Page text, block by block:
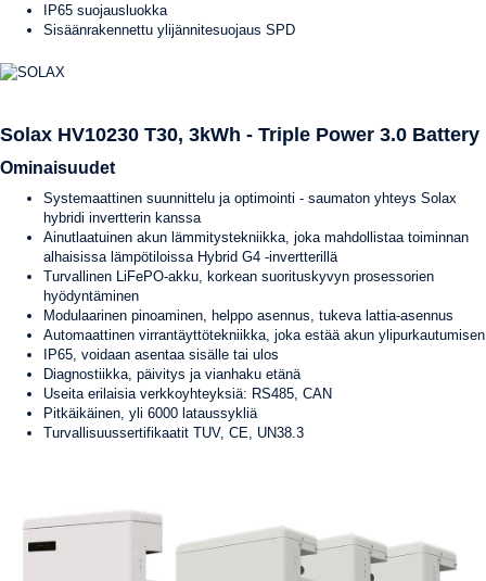
IP65 suojausluokka
Sisäänrakennettu ylijännitesuojaus SPD
Solax HV10230 T30, 3kWh - Triple Power 3.0 Battery
Ominaisuudet
Systemaattinen suunnittelu ja optimointi - saumaton yhteys Solax
hybridi invertterin kanssa
Ainutlaatuinen akun lämmitystekniikka, joka mahdollistaa toiminnan
alhaisissa lämpötiloissa Hybrid G4 -invertterillä
Turvallinen LiFePO-akku, korkean suorituskyvyn prosessorien
hyödyntäminen
Modulaarinen pinoaminen, helppo asennus, tukeva lattia-asennus
Automaattinen virrantäyttötekniikka, joka estää akun ylipurkautumisen
IP65, voidaan asentaa sisälle tai ulos
Diagnostiikka, päivitys ja vianhaku etänä
Useita erilaisia verkkoyhteyksiä: RS485, CAN
Pitkäikäinen, yli 6000 lataussykliä
Turvallisuussertifikaatit TUV, CE, UN38.3